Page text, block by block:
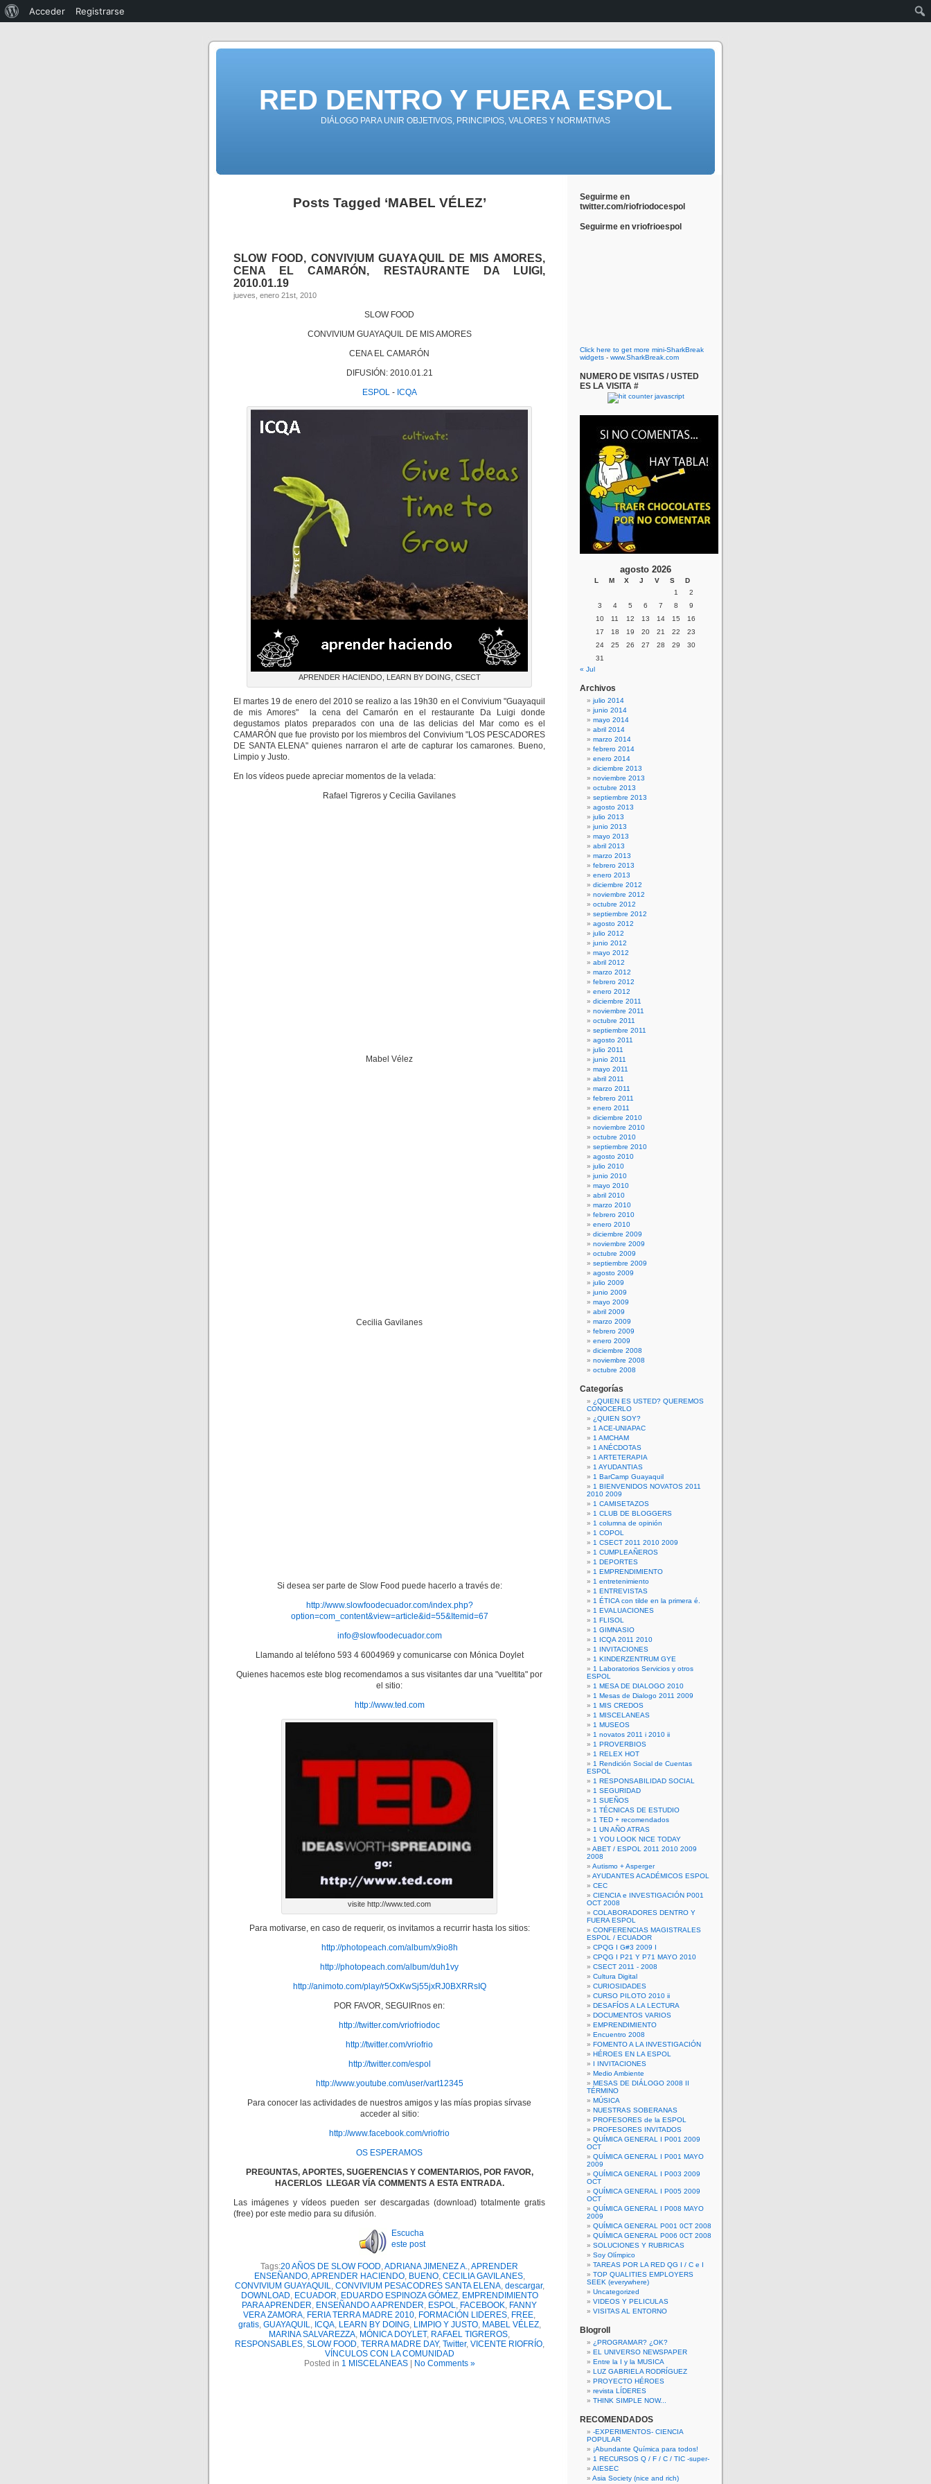
RED DENTRO Y FUERA ESPOL
DIÁLOGO PARA UNIR OBJETIVOS, PRINCIPIOS, VALORES Y NORMATIVAS
Posts Tagged ‘MABEL VÉLEZ’
SLOW FOOD, CONVIVIUM GUAYAQUIL DE MIS AMORES,
CENA EL CAMARÓN, RESTAURANTE DA LUIGI,
2010.01.19
jueves, enero 21st, 2010
SLOW FOOD
CONVIVIUM GUAYAQUIL DE MIS AMORES
CENA EL CAMARÓN
DIFUSIÓN: 2010.01.21
ESPOL- ICQA
APRENDER HACIENDO, LEARN BY DOING, CSECT
El martes 19 de enero del 2010 se realizo a las 19h30 en el Convivium "Guayaquil
de mis Amores" la cena del Camarón en el restaurante Da Luigi donde
degustamos platos preparados con una de las delicias del Mar como es el
CAMARÓN que fue provisto por los miembros del Convivium "LOS PESCADORES
DE SANTA ELENA" quienes narraron el arte de capturar los camarones. Bueno,
Limpio y Justo.
En los vídeos puede apreciar momentos de la velada:
Rafael Tigreros y Cecilia Gavilanes
Mabel Vélez
Cecilia Gavilanes
Si desea ser parte de Slow Food puede hacerlo a través de:
http://www.slowfoodecuador.com/index.php?
option=com_content&view=article&id=55&Itemid=67
info@slowfoodecuador.com
Llamando al teléfono 593 4 6004969 y comunicarse con Mónica Doylet
Quienes hacemos este blog recomendamos a sus visitantes dar una "vueltita" por
el sitio:
http://www.ted.com
visite http://www.ted.com
Para motivarse, en caso de requerir, os invitamos a recurrir hasta los sitios:
http://photopeach.com/album/x9io8h
http://photopeach.com/album/duh1vy
http://animoto.com/play/r5OxKwSj55jxRJ0BXRRsIQ
POR FAVOR, SEGUIRnos en:
http://twitter.com/vriofriodoc
http://twitter.com/vriofrio
http://twitter.com/espol
http://www.youtube.com/user/vart12345
Para conocer las actividades de nuestros amigos y las mías propias sírvase
acceder al sitio:
http://www.facebook.com/vriofrio
OS ESPERAMOS
PREGUNTAS, APORTES, SUGERENCIAS Y COMENTARIOS, POR FAVOR,
HACERLOS LLEGAR VÍA COMMENTS A ESTA ENTRADA.
Las imágenes y vídeos pueden ser descargadas (download) totalmente gratis
(free) por este medio para su difusión.
Escucha
este post
Tags:20 AÑOS DE SLOW FOOD,ADRIANA JIMENEZ A.,APRENDER
ENSEÑANDO,APRENDER HACIENDO, BUENO, CECILIA GAVILANES,
CONVIVIUM GUAYAQUIL, CONVIVIUM PESACODRES SANTA ELENA, descargar,
DOWNLOAD, ECUADOR, EDUARDO ESPINOZA GÓMEZ, EMPRENDIMIENTO
PARA APRENDER, ENSEÑANDO A APRENDER, ESPOL, FACEBOOK, FANNY
VERA ZAMORA, FERIA TERRA MADRE 2010, FORMACIÓN LIDERES, FREE,
gratis, GUAYAQUIL, ICQA, LEARN BY DOING, LIMPIO Y JUSTO, MABEL VÉLEZ,
MARINA SALVAREZZA, MÓNICA DOYLET, RAFAEL TIGREROS,
RESPONSABLES, SLOW FOOD, TERRA MADRE DAY, Twitter, VICENTE RIOFRÍO,
VÍNCULOS CON LA COMUNIDAD
Posted in 1 MISCELANEAS| No Comments »
Seguirme en
twitter.com/riofriodocespol
Seguirme en vriofrioespol
Click here to get more mini-SharkBreak
widgets - www.SharkBreak.com
NUMERO DE VISITAS / USTED
ES LA VISITA #
agosto 2026
L M X J V S
D
1
2
3
4 5 6 7 8
9
10
11 12 13 14 15
16
17
18 19 20 21 22
23
24
25 26 27 28 29
30
31
« Jul
Archivos
julio 2014
junio 2014
mayo 2014
abril 2014
marzo 2014
febrero 2014
enero 2014
diciembre 2013
noviembre 2013
octubre 2013
septiembre 2013
agosto 2013
julio 2013
junio 2013
mayo 2013
abril 2013
marzo 2013
febrero 2013
enero 2013
diciembre 2012
noviembre 2012
octubre 2012
septiembre 2012
agosto 2012
julio 2012
junio 2012
mayo 2012
abril 2012
marzo 2012
febrero 2012
enero 2012
diciembre 2011
noviembre 2011
octubre 2011
septiembre 2011
agosto 2011
julio 2011
junio 2011
mayo 2011
abril 2011
marzo 2011
febrero 2011
enero 2011
diciembre 2010
noviembre 2010
octubre 2010
septiembre 2010
agosto 2010
julio 2010
junio 2010
mayo 2010
abril 2010
marzo 2010
febrero 2010
enero 2010
diciembre 2009
noviembre 2009
octubre 2009
septiembre 2009
agosto 2009
julio 2009
junio 2009
mayo 2009
abril 2009
marzo 2009
febrero 2009
enero 2009
diciembre 2008
noviembre 2008
octubre 2008
Categorías
¿QUIEN ES USTED? QUEREMOS
CONOCERLO
¿QUIEN SOY?
1 ACE-UNIAPAC
1 AMCHAM
1 ANÉCDOTAS
1 ARTETERAPIA
1 AYUDANTIAS
1 BarCamp Guayaquil
1 BIENVENIDOS NOVATOS 2011
2010 2009
1 CAMISETAZOS
1 CLUB DE BLOGGERS
1 columna de opinión
1 COPOL
1 CSECT 2011 2010 2009
1 CUMPLEAÑEROS
1 DEPORTES
1 EMPRENDIMIENTO
1 entretenimiento
1 ENTREVISTAS
1 ÉTICA con tilde en la primera é.
1 EVALUACIONES
1 FLISOL
1 GIMNASIO
1 ICQA 2011 2010
1 INVITACIONES
1 KINDERZENTRUM GYE
1 Laboratorios Servicios y otros
ESPOL
1 MESA DE DIALOGO 2010
1 Mesas de Dialogo 2011 2009
1 MIS CREDOS
1 MISCELANEAS
1 MUSEOS
1 novatos 2011 i 2010 ii
1 PROVERBIOS
1 RELEX HOT
1 Rendición Social de Cuentas
ESPOL
1 RESPONSABILIDAD SOCIAL
1 SEGURIDAD
1 SUEÑOS
1 TÉCNICAS DE ESTUDIO
1 TED + recomendados
1 UN AÑO ATRAS
1 YOU LOOK NICE TODAY
ABET / ESPOL 2011 2010 2009
2008
Autismo + Asperger
AYUDANTES ACADÉMICOS ESPOL
CEC
CIENCIA e INVESTIGACIÓN P001
OCT 2008
COLABORADORES DENTRO Y
FUERA ESPOL
CONFERENCIAS MAGISTRALES
ESPOL / ECUADOR
CPQG I G#3 2009 I
CPQG I P21 Y P71 MAYO 2010
CSECT 2011 - 2008
Cultura Digital
CURIOSIDADES
CURSO PILOTO 2010 ii
DESAFÍOS A LA LECTURA
DOCUMENTOS VARIOS
EMPRENDIMIENTO
Encuentro 2008
FOMENTO A LA INVESTIGACIÓN
HÉROES EN LA ESPOL
I INVITACIONES
Medio Ambiente
MESAS DE DIÁLOGO 2008 II
TÉRMINO
MÚSICA
NUESTRAS SOBERANAS
PROFESORES de la ESPOL
PROFESORES INVITADOS
QUÍMICA GENERAL I P001 2009
OCT
QUÍMICA GENERAL I P001 MAYO
2009
QUÍMICA GENERAL I P003 2009
OCT
QUÍMICA GENERAL I P005 2009
OCT
QUÍMICA GENERAL I P008 MAYO
2009
QUÍMICA GENERAL P001 0CT 2008
QUÍMICA GENERAL P006 0CT 2008
SOLUCIONES Y RUBRICAS
Soy Olímpico
TAREAS POR LA RED QG I / C e I
TOP QUALITIES EMPLOYERS
SEEK (everywhere)
Uncategorized
VIDEOS Y PELICULAS
VISITAS AL ENTORNO
Blogroll
¿PROGRAMAR? ¿OK?
EL UNIVERSO NEWSPAPER
Entre la I y la MUSICA
LUZ GABRIELA RODRÍGUEZ
PROYECTO HÉROES
revista LÍDERES
THINK SIMPLE NOW...
RECOMENDADOS
-EXPERIMENTOS- CIENCIA
POPULAR
¡Abundante Química para todos!
1 RECURSOS Q / F / C / TIC -super-
AIESEC
Asia Society (nice and rich)
Acceder Registrarse